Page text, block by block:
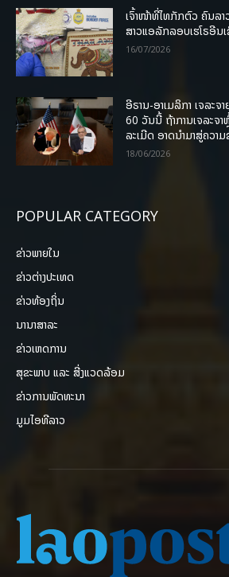
ເຈົ້າໜ້າທີ່ໄທກັກຕົວ ຄົນລ
ສາວແອລັກລອບເຮໂຣອີນ
16/07/2026
ອີຣານ-ອາເມລິກາ ເຈລະຈ
60 ວັນນີ້ ຖ້າການເຈລະຈ
ລະເມີດ ອາດນໍາມາສູ່ຄວາ
18/06/2026
POPULAR CATEGORY
ຂ່າວພາຍ​ໃນ
ຂ່າວຕ່າງປະເທດ
ຂ່າວທ້ອງຖິ່ນ
ນານາສາລະ
ຂ່າວເຫດການ
ສຸຂະພາບ ແລະ ສີ່ງແວດລ້ອມ
ຂ່າວການພັດທະນາ
ມູມໄອທີລາວ